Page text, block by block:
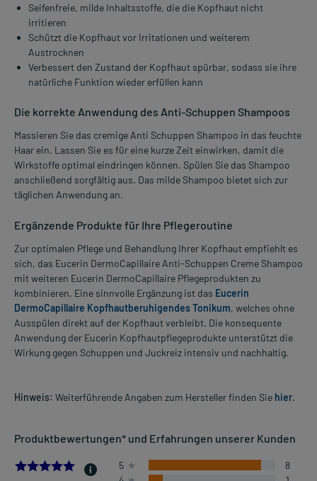
Seifenfreie, milde Inhaltsstoffe, die die Kopfhaut nicht
irritieren
Schützt die Kopfhaut vor Irritationen und weiterem
Austrocknen
Verbessert den Zustand der Kopfhaut spürbar, sodass sie ihre
natürliche Funktion wieder erfüllen kann
Die korrekte Anwendung des Anti-Schuppen Shampoos
Massieren Sie das cremige Anti Schuppen Shampoo in das feuchte
Haar ein. Lassen Sie es für eine kurze Zeit einwirken, damit die
Wirkstoffe optimal eindringen können. Spülen Sie das Shampoo
anschließend sorgfältig aus. Das milde Shampoo bietet sich zur
täglichen Anwendung an.
Ergänzende Produkte für Ihre Pflegeroutine
Zur optimalen Pflege und Behandlung Ihrer Kopfhaut empfiehlt es
sich, das Eucerin DermoCapillaire Anti-Schuppen Creme Shampoo
mit weiteren Eucerin DermoCapillaire Pflegeprodukten zu
kombinieren. Eine sinnvolle Ergänzung ist das Eucerin
DermoCapillaire Kopfhautberuhigendes Tonikum, welches ohne
Ausspülen direkt auf der Kopfhaut verbleibt. Die konsequente
Anwendung der Eucerin Kopfhautpflegeprodukte unterstützt die
Wirkung gegen Schuppen und Juckreiz intensiv und nachhaltig.
Hinweis: Weiterführende Angaben zum Hersteller finden Sie hier.
Produktbewertungen* und Erfahrungen unserer Kunden
4.888888888888889
5
8